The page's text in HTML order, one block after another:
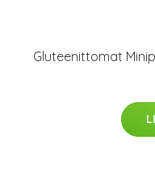
Gluteenittomat